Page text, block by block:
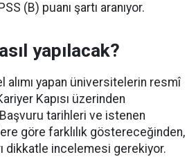
(B) puanı şartı aranıyor.
yapılacak?
alımı yapan üniversitelerin resmî
Kapısı üzerinden
tarihleri ve istenen
göre farklılık göstereceğinden,
dikkatle incelemesi gerekiyor.